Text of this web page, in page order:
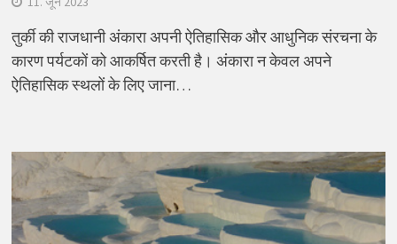
तुर्की की राजधानी अंकारा अपनी ऐतिहासिक और आधुनिक संरचना के
कारण पर्यटकों को आकर्षित करती है। अंकारा न केवल अपने
ऐतिहासिक स्थलों के लिए जाना…